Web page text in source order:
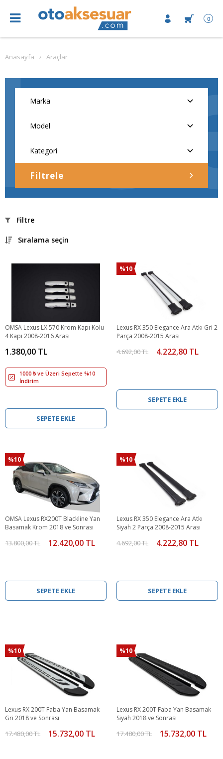
0
Anasayfa Araçlar
Filtrele
Filtre
Sıralama seçin
OMSA Lexus LX 570 Krom Kapı Kolu
4 Kapı 2008-2016 Arası
1.380,00 TL
1000 ₺ ve Üzeri Sepette %10
İndirim
SEPETE EKLE
%10
Lexus RX 350 Elegance Ara Atkı Gri 2
Parça 2008-2015 Arası
4.692,00 TL 4.222,80 TL
SEPETE EKLE
%10
OMSA Lexus RX200T Blackline Yan
Basamak Krom 2018 ve Sonrası
13.800,00 TL 12.420,00 TL
SEPETE EKLE
%10
Lexus RX 350 Elegance Ara Atkı
Siyah 2 Parça 2008-2015 Arası
4.692,00 TL 4.222,80 TL
SEPETE EKLE
%10
Lexus RX 200T Faba Yan Basamak
Gri 2018 ve Sonrası
17.480,00 TL 15.732,00 TL
%10
Lexus RX 200T Faba Yan Basamak
Siyah 2018 ve Sonrası
17.480,00 TL 15.732,00 TL